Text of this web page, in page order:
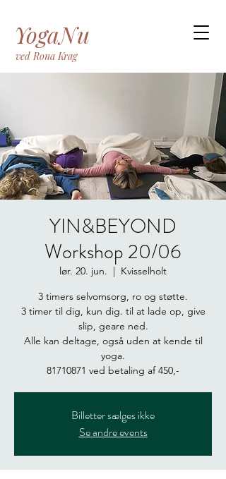
YogaNu
ved Rona Krag
YIN&BEYOND
Workshop 20/06
lør. 20. jun.
  |
Kvisselholt
3 timers selvomsorg, ro og støtte.
3 timer til dig, kun dig. til at lade op, give
slip, geare ned.
Alle kan deltage, også uden at kende til
yoga.
81710871 ved betaling af 450,-
Billetter sælges ikke
Se andre events